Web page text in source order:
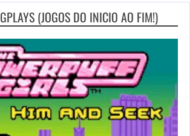
(JOGOS DO INICIO AO FIM!)